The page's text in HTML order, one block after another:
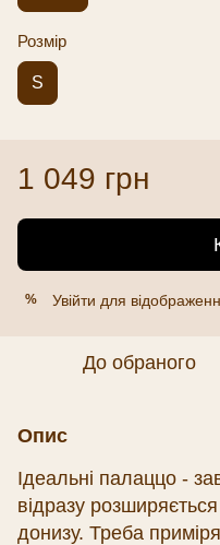
Розмір
S
1 049 грн
% Увійти для
До обраного
Опис
Ідеальні палаццо -
відразу
донизу. Треба